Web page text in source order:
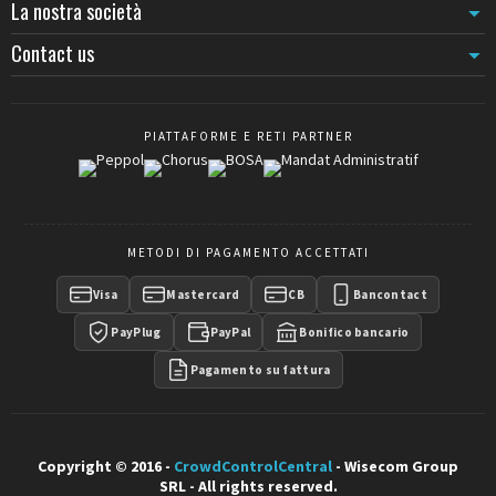
pavimento. Una forza laterale (tipica di una trazione della cinghia)
La nostra società
Contact us
PIATTAFORME E RETI PARTNER
METODI DI PAGAMENTO ACCETTATI
Visa Mastercard CB Bancontact
PayPlug PayPal Bonifico bancario
Pagamento su fattura
Copyright © 2016 - CrowdControlCentral - Wisecom Group
SRL - All rights reserved.